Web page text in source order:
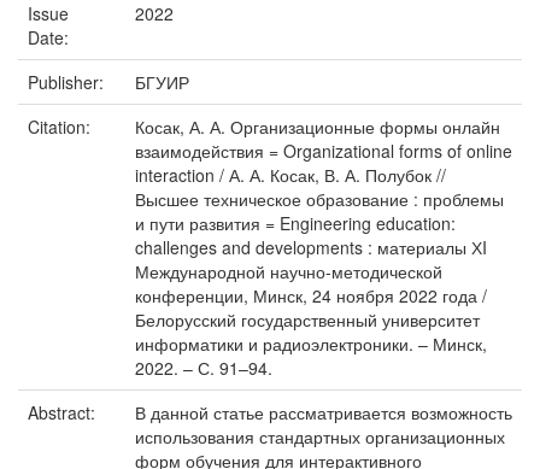
Issue
Date:
2022
Publisher:
БГУИР
Citation:
Косак, А. А. Организационные формы онлайн
взаимодействия = Organizational forms of online
interaction / А. А. Косак, В. А. Полубок //
Высшее техническое образование : проблемы
и пути развития = Engineering education:
challenges and developments : материалы ХI
Международной научно-методической
конференции, Минск, 24 ноября 2022 года /
Белорусский государственный университет
информатики и радиоэлектроники. – Минск,
2022. – С. 91–94.
Abstract:
В данной статье рассматривается возможность
использования стандартных организационных
форм обучения для интерактивного